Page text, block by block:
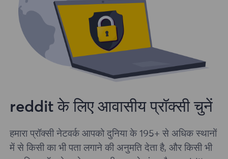
reddit के लिए आवासीय प्रॉक्सी चुनें
हमारा प्रॉक्सी नेटवर्क आपको दुनिया के 195+ से अधिक स्थानों
में से किसी का भी पता लगाने की अनुमति देता है, और किसी भी